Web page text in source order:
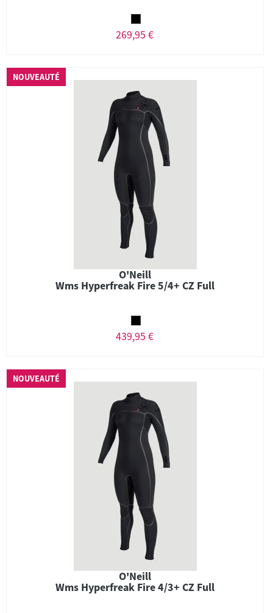
269,95 €
NOUVEAUTÉ
O'Neill
Wms Hyperfreak Fire 5/4+ CZ Full
439,95 €
NOUVEAUTÉ
O'Neill
Wms Hyperfreak Fire 4/3+ CZ Full